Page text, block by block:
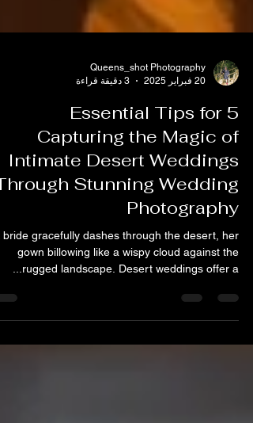
20 فبراير 2025
3 دقيقة قراءة
5 Essential Tips for
Capturing the Magic of
Intimate Desert Weddings
Stunning Wedding
Photography
bride gracefully dashes through the desert, her
rugged landscape. Desert weddings offer a...